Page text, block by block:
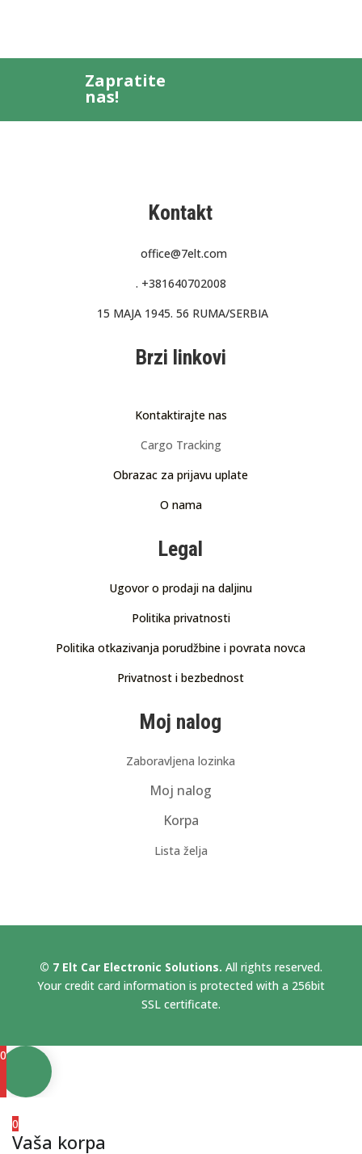
Zapratite
nas!
Kontakt
office@7elt.com
. +381640702008
15 MAJA 1945. 56 RUMA/SERBIA
Brzi linkovi
Kontaktirajte nas
Cargo Tracking
Obrazac za prijavu uplate
O nama
Legal
Ugovor o prodaji na daljinu
Politika privatnosti
Politika otkazivanja porudžbine i povrata novca
Privatnost i bezbednost
Moj nalog
Zaboravljena lozinka
Moj nalog
Korpa
Lista želja
© 7 Elt Car Electronic Solutions. All rights reserved.
Your credit card information is protected with a 256bit
SSL certificate.
0
0
Vaša korpa